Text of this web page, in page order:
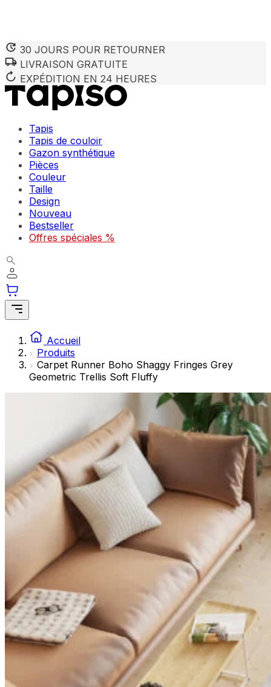
30 JOURS POUR RETOURNER
LIVRAISON GRATUITE
EXPÉDITION EN 24 HEURES
Tapis
Tapis de couloir
Gazon synthétique
Pièces
Couleur
Taille
Design
Nouveau
Bestseller
Offres spéciales %
Accueil
Produits
Carpet Runner Boho Shaggy Fringes Grey
Geometric Trellis Soft Fluffy
Nous utilisons des cookies pour personnaliser le contenu
partenaires peuvent combiner ces informations avec
utilisation de leurs services.
Les cookies indispensables sont cruciaux pour les
Les cookies liés aux préférences permettent au site de
comme votre langue préférée ou la région dans laquelle
Les cookies marketing sont utilisés pour suivre les
engageantes pour l'utilisateur individuel et, par
Non classés
Les cookies non classés sont des cookies qui sont en